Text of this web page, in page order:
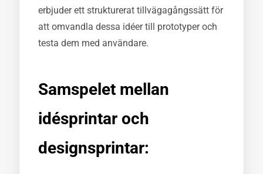
erbjuder ett strukturerat tillvägagångssätt för
att omvandla dessa idéer till prototyper och
testa dem med användare.
Samspelet mellan
idésprintar och
designsprintar: